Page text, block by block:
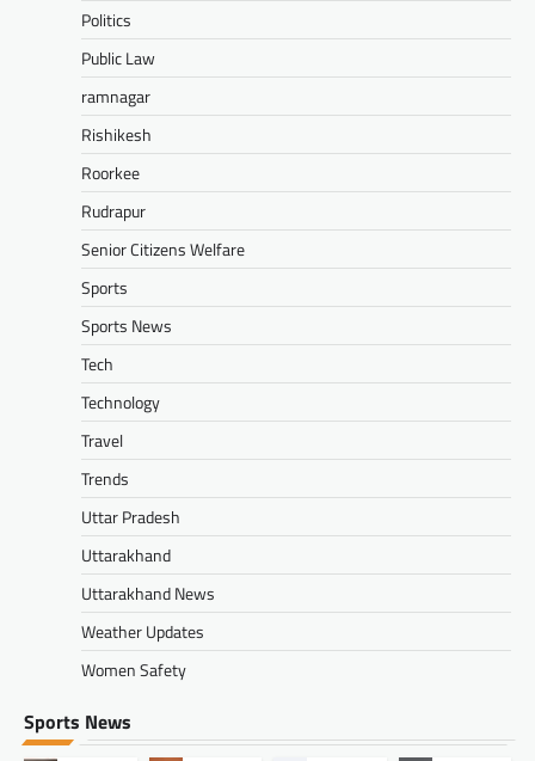
Politics
Public Law
ramnagar
Rishikesh
Roorkee
Rudrapur
Senior Citizens Welfare
Sports
Sports News
Tech
Technology
Travel
Trends
Uttar Pradesh
Uttarakhand
Uttarakhand News
Weather Updates
Women Safety
Sports News